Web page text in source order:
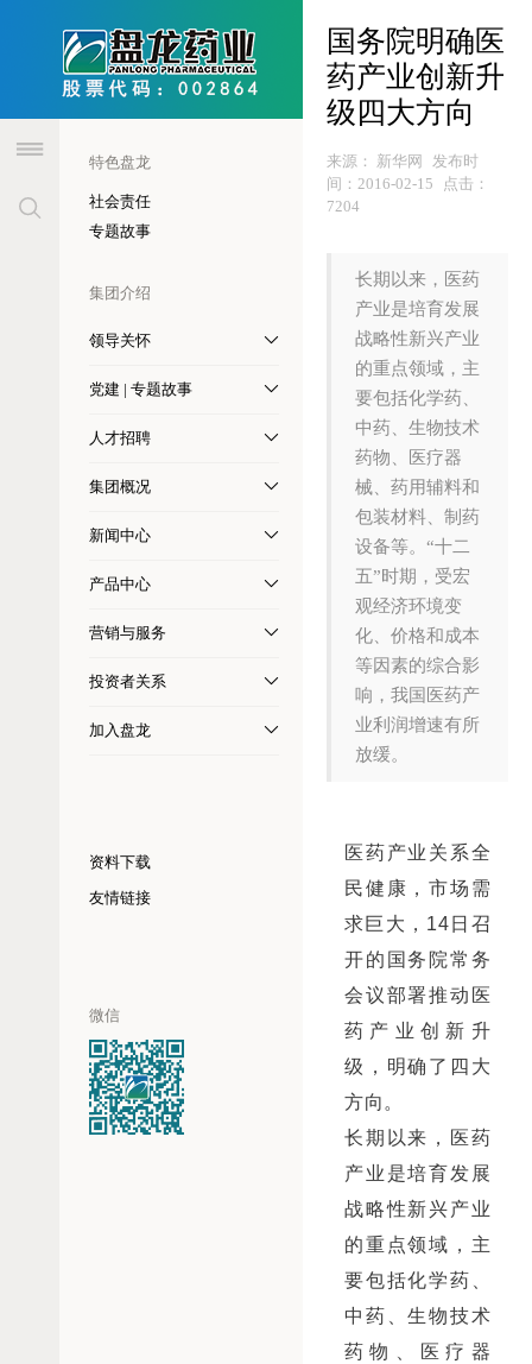
特色盘龙
社会责任
专题故事
集团介绍
领导关怀
党建 | 专题故事
人才招聘
集团概况
新闻中心
产品中心
营销与服务
投资者关系
加入盘龙
资料下载
友情链接
微信
国务院明确医
药产业创新升
级四大方向
来源： 新华网
发布时
间： 2016-02-15
点击：
7204
长期以来，医药
产业是培育发展
战略性新兴产业
的重点领域，主
要包括化学药、
中药、生物技术
药物、医疗器
械、药用辅料和
包装材料、制药
设备等。“十二
五”时期，受宏
观经济环境变
化、价格和成本
等因素的综合影
响，我国医药产
业利润增速有所
放缓。
医药产业关系全
民健康，市场需
求巨大，14日召
开的国务院常务
会议部署推动医
药产业创新升
级，明确了四大
方向。
长期以来，医药
产业是培育发展
战略性新兴产业
的重点领域，主
要包括化学药、
中药、生物技术
药物、医疗器